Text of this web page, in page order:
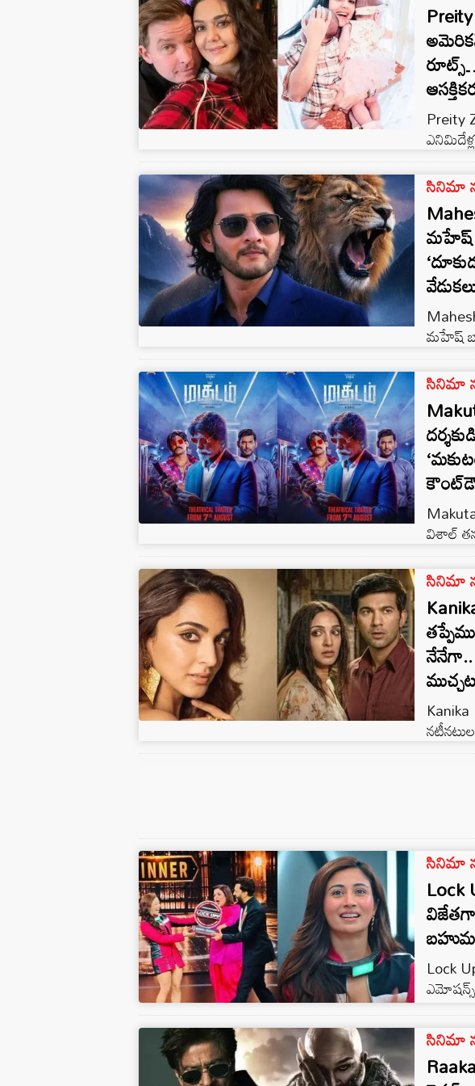
Preity
హిట్
తర్వాత
జీవితానికే
1947’
కంటే
ఇస్తానని
సినిమా
మహేష్
మహేష్
ఒక
ఈ
కటింగ్
సినిమా
విశాల్
యాక్షన్
ఆయన,
ప్రధాన
ఆగస్టు
విడుదల
ఆగస్టు
సినిమా
ముచ్చట
కియారా
వైరల్‌గా
తొలిసారిగా
[…]
సినిమా
Lock
Lock
గ్రాండ్
సినిమా